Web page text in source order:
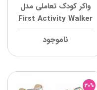
واکر کودک تعاملی مدل
First Activity Walker
دِدِ
ناموجود
30%